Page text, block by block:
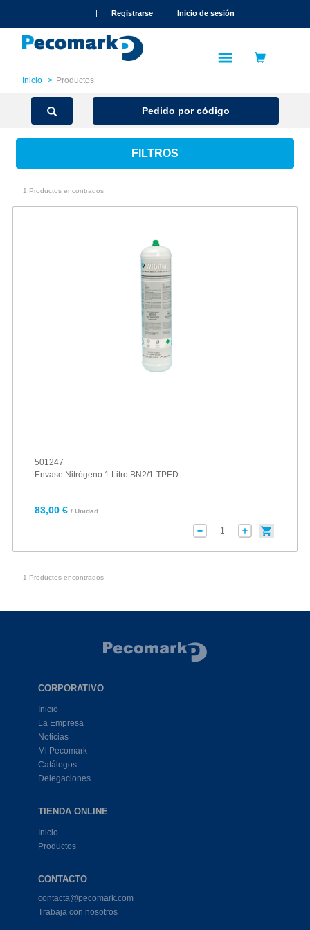
| Registrarse | Inicio de sesión
Inicio Productos
Pedido por código
FILTROS
1 Productos encontrados
501247
Envase Nitrógeno 1 Litro BN2/1-TPED
83,00 € / Unidad
1 Productos encontrados
CORPORATIVO
Inicio
La Empresa
Noticias
Mi Pecomark
Catálogos
Delegaciones
TIENDA ONLINE
Inicio
Productos
CONTACTO
contacta@pecomark.com
Trabaja con nosotros